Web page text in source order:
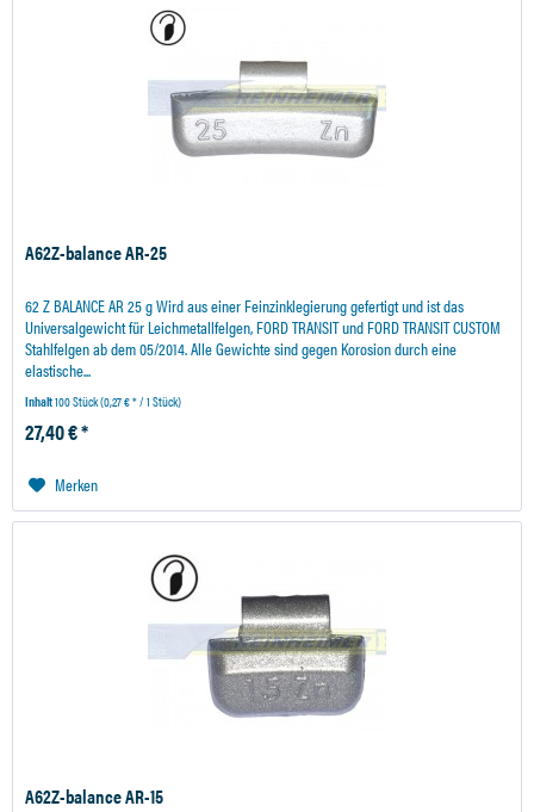
A62Z-balance AR-25
62 Z BALANCE AR 25 g Wird aus einer Feinzinklegierung gefertigt und ist das
Universalgewicht für Leichmetallfelgen, FORD TRANSIT und FORD TRANSIT CUSTOM
Stahlfelgen ab dem 05/2014. Alle Gewichte sind gegen Korosion durch eine
elastische...
Inhalt100 Stück(0,27 € * / 1 Stück)
27,40 € *
Merken
A62Z-balance AR-15